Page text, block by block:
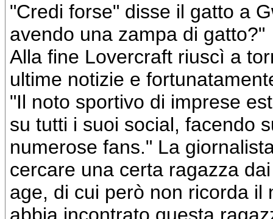
"Credi forse" disse il gatto a
avendo una zampa di gatto?"
Alla fine Lovercraft riuscì a
ultime notizie e
"Il noto sportivo di imprese
su tutti i suoi social, facendo
numerose fans." La
cercare una certa ragazza
age, di cui però non ricorda il